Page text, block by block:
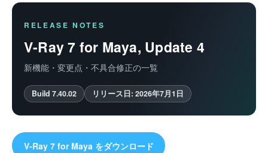
RELEASE NOTES
V-Ray 7 for Maya, Update 4
新機能・変更点・不具合修正の一覧
Build 7.40.02 リリース日: 2026年7月1日
V-Ray 7 for Maya をダウンロード